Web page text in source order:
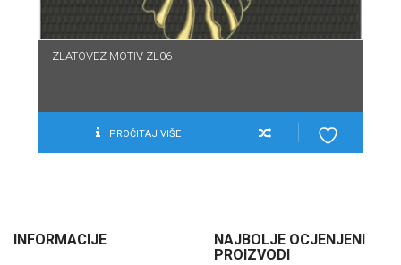
ZLATOVEZ MOTIV ZL06
PROČITAJ VIŠE
INFORMACIJE
NAJBOLJE OCJENJENI
PROIZVODI